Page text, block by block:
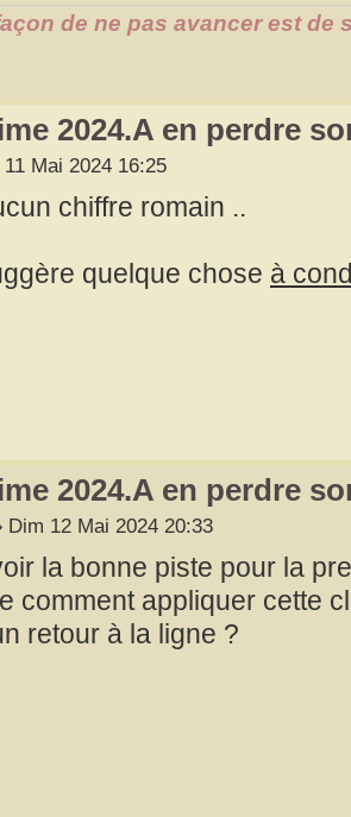
de ne pas avancer est de
2024.A en perdre
Mai 2024 16:25
chiffre romain ..
quelque chose à
2024.A en perdre
Dim 12 Mai 2024 20:33
la bonne piste pour la
comment appliquer cette
retour à la ligne ?